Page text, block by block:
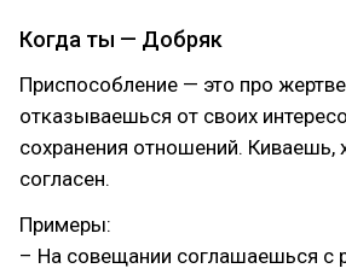
Когда ты — Добряк
Приспособление — это про
отказываешься от своих
сохранения отношений. Киваешь,
согласен.
Примеры:
– На совещании соглашаешься с